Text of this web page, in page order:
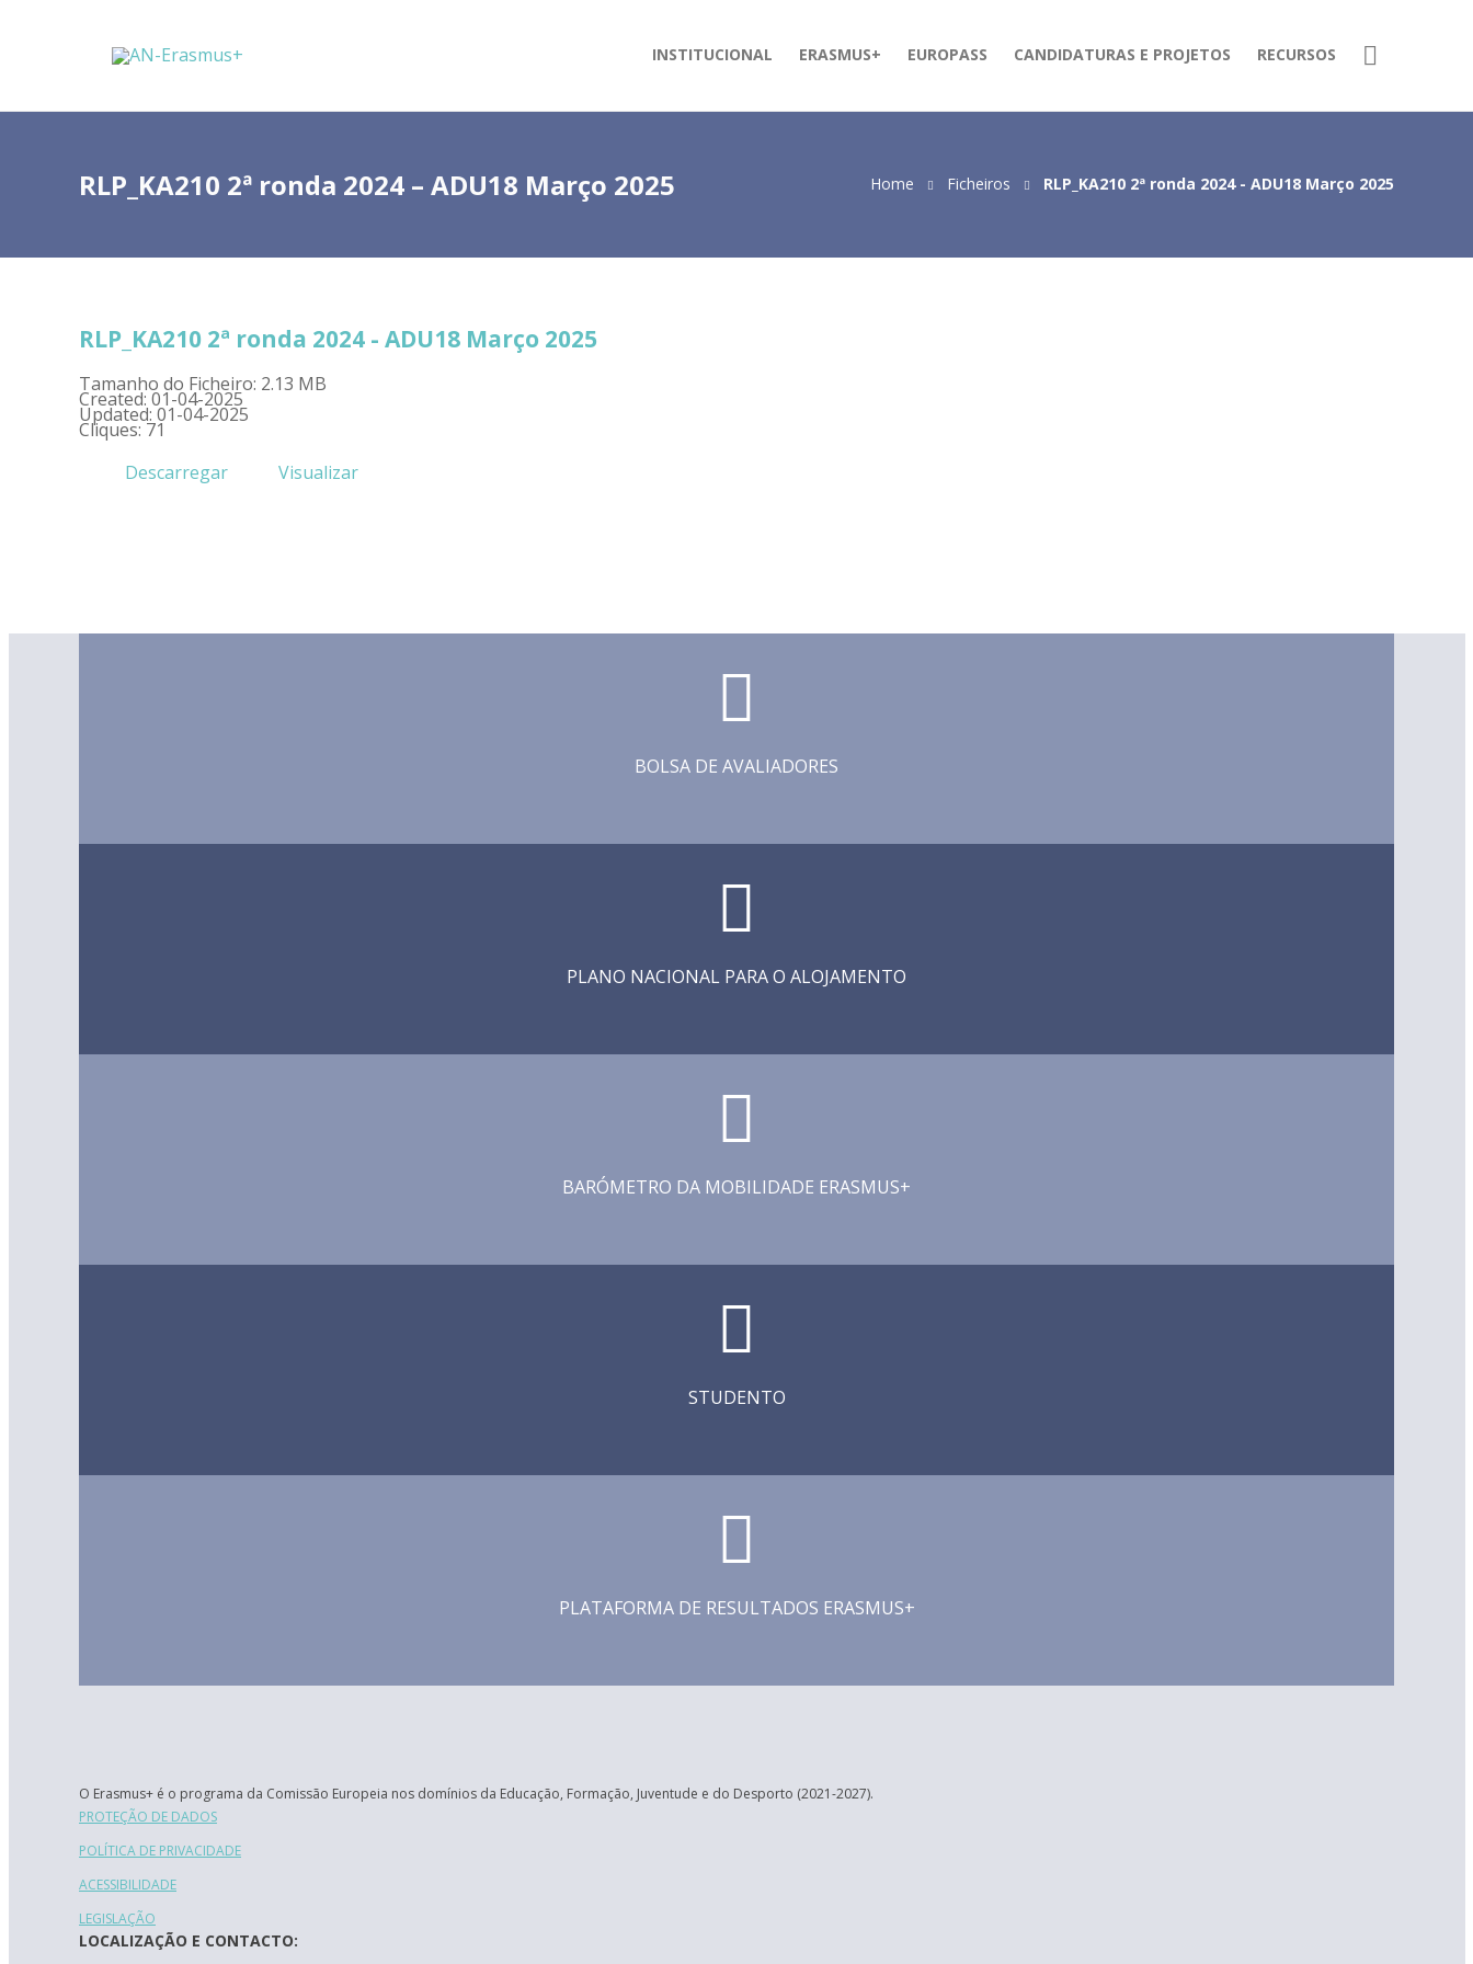
INSTITUCIONAL ERASMUS+ EUROPASS CANDIDATURAS E PROJETOS RECURSOS
RLP_KA210 2ª ronda 2024 – ADU18 Março 2025 Home Ficheiros RLP_KA210 2ª ronda 2024 - ADU18 Março 2025
RLP_KA210 2ª ronda 2024 - ADU18 Março 2025
Tamanho do Ficheiro: 2.13 MB
Created: 01-04-2025
Updated: 01-04-2025
Cliques: 71
Descarregar
Visualizar
BOLSA DE AVALIADORES
PLANO NACIONAL PARA O ALOJAMENTO
BARÓMETRO DA MOBILIDADE ERASMUS+
STUDENTO
PLATAFORMA DE RESULTADOS ERASMUS+
O Erasmus+ é o programa da Comissão Europeia nos domínios da Educação, Formação, Juventude e do Desporto (2021-2027).
PROTEÇÃO DE DADOS
POLÍTICA DE PRIVACIDADE
ACESSIBILIDADE
LEGISLAÇÃO
LOCALIZAÇÃO E CONTACTO: